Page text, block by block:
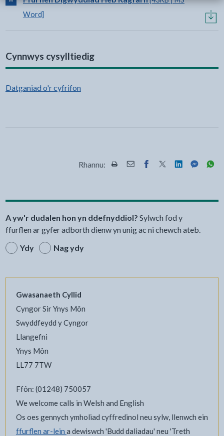
Word]
Cynnwys cysylltiedig
Datganiad o'r cyfrifon
Rhannu: Rhannwch y dudalen hon wrth
Rhannwch y dudalen hon
Rhannwch y dudalen
Rhannwch y
Rhannwch y
A yw'r dudalen hon yn ddefnyddiol? Sylwch fod y
ffurflen ar gyfer adborth dienw yn unig ac ni chewch ateb.
Ydy
Nag ydy
Gwasanaeth Cyllid
Cyngor Sir Ynys Môn
Swyddfeydd y Cyngor
Llangefni
Ynys Môn
LL77 7TW
Ffôn: (01248) 750057
We welcome calls in Welsh and English
Os oes gennych ymholiad cyffredinol neu sylw, llenwch ein
ffurflen ar-lein a dewiswch 'Budd daliadau' neu 'Treth